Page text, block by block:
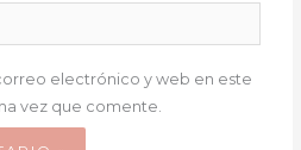
electrónico y web en este
vez que comente.